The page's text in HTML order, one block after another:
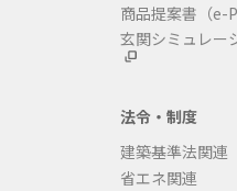
商品提案書 （
玄関シミュレー
法令・制度
建築基準法関連
省エネ関連